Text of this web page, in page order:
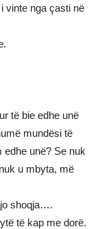
vinte nga çasti në
të bie edhe unë
mundësi të
edhe unë? Se nuk
u mbyta, më
shoqja….
të kap me dorë.